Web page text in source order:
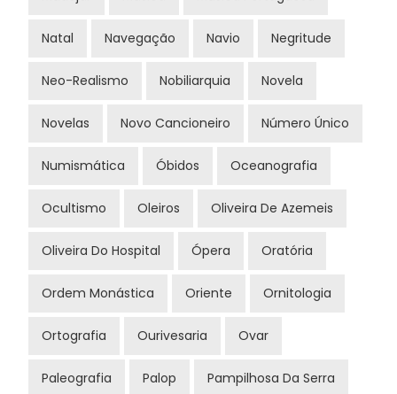
Natal Navegação Navio Negritude
Neo-Realismo Nobiliarquia Novela
Novelas Novo Cancioneiro Número Único
Numismática Óbidos Oceanografia
Ocultismo Oleiros Oliveira De Azemeis
Oliveira Do Hospital Ópera Oratória
Ordem Monástica Oriente Ornitologia
Ortografia Ourivesaria Ovar
Paleografia Palop Pampilhosa Da Serra